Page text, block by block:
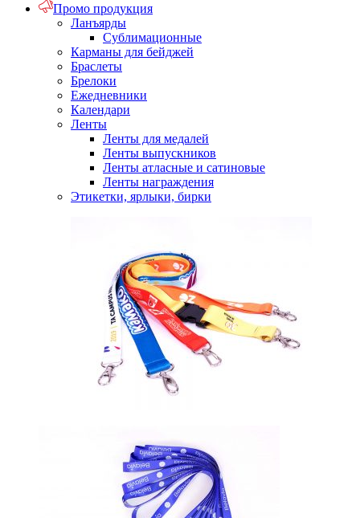
Промо продукция
Ланъярды
Сублимационные
Карманы для бейджей
Браслеты
Брелоки
Ежедневники
Календари
Ленты
Ленты для медалей
Ленты выпускников
Ленты атласные и сатиновые
Ленты награждения
Этикетки, ярлыки, бирки